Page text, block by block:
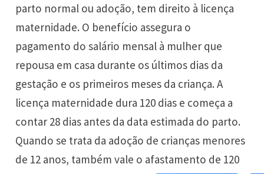
parto normal ou adoção, tem direito à licença
maternidade. O benefício assegura o
pagamento do salário mensal à mulher que
repousa em casa durante os últimos dias da
gestação e os primeiros meses da criança. A
licença maternidade dura 120 dias e começa a
contar 28 dias antes da data estimada do parto.
Quando se trata da adoção de crianças menores
de 12 anos, também vale o afastamento de 120